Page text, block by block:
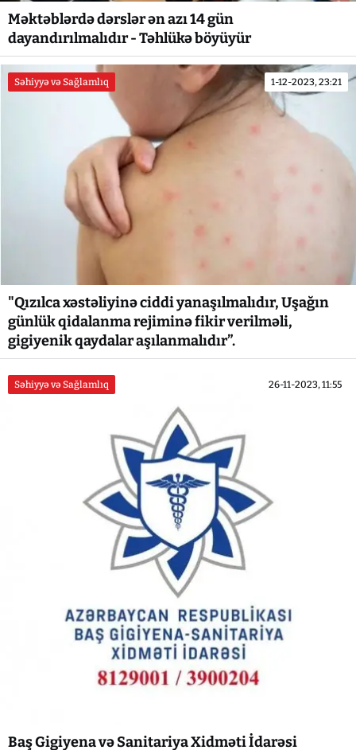
Məktəblərdə dərslər ən azı 14 gün
dayandırılmalıdır - Təhlükə böyüyür
Səhiyyə və Sağlamlıq 1-12-2023, 23:21
"Qızılca xəstəliyinə ciddi yanaşılmalıdır, Uşağın
günlük qidalanma rejiminə fikir verilməli,
gigiyenik qaydalar aşılanmalıdır”.
Səhiyyə və Sağlamlıq 26-11-2023, 11:55
Baş Gigiyena və Sanitariya Xidməti İdarəsi